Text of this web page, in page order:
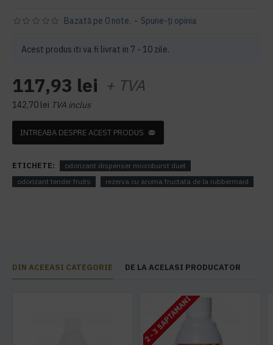
Acest produs iti va fi livrat in 7 - 10 zile.
Bazată pe 0 note. - Spune-ţi opinia
117,93 lei + TVA
142,70 lei TVA inclus
INTREABA DESPRE ACEST PRODUS
ETICHETE:
odorizant dispenser microburst duet
odorizant tender fruits
rezerva cu aroma fructata de la rubbermaid
DIN ACEEASI CATEGORIE DE LA ACELASI PRODUCATOR
2 - 3 SAPTAMANI